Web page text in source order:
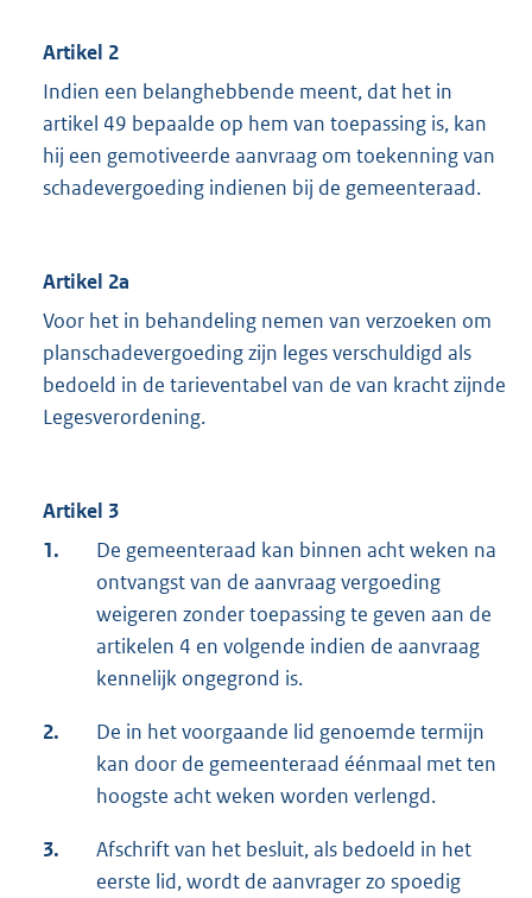
Artikel 2
Indien een belanghebbende meent, dat het in
artikel 49 bepaalde op hem van toepassing is, kan
hij een gemotiveerde aanvraag om toekenning van
schadevergoeding indienen bij de gemeenteraad.
Artikel 2a
Voor het in behandeling nemen van verzoeken om
planschadevergoeding zijn leges verschuldigd als
bedoeld in de tarieventabel van de van kracht zijnde
Legesverordening.
Artikel 3
1.
De gemeenteraad kan binnen acht weken na
ontvangst van de aanvraag vergoeding
weigeren zonder toepassing te geven aan de
artikelen 4 en volgende indien de aanvraag
kennelijk ongegrond is.
2.
De in het voorgaande lid genoemde termijn
kan door de gemeenteraad éénmaal met ten
hoogste acht weken worden verlengd.
3.
Afschrift van het besluit, als bedoeld in het
eerste lid, wordt de aanvrager zo spoedig